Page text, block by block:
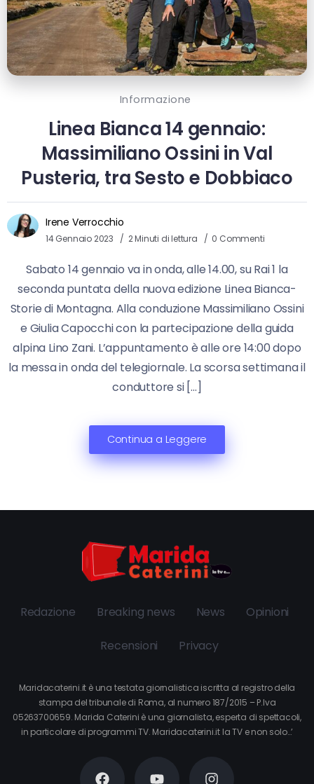
Informazione
Linea Bianca 14 gennaio:
Massimiliano Ossini in Val
Pusteria, tra Sesto e Dobbiaco
Irene Verrocchio
14 Gennaio 2023 2 Minuti di lettura 0 Commenti
Sabato 14 gennaio va in onda, alle 14.00, su Rai 1 la
seconda puntata della nuova edizione Linea Bianca-
Storie di Montagna. Alla conduzione Massimiliano Ossini
e Giulia Capocchi con la partecipazione della guida
alpina Lino Zani. L’appuntamento è alle ore 14:00 dopo
la messa in onda del telegiornale. La scorsa settimana il
conduttore si […]
Continua a Leggere
Redazione Breaking news News Opinioni
Recensioni Privacy
Maridacaterini.it è una testata giornalistica iscritta al registro della
stampa del tribunale di Roma, al numero 187/2015 – P.Iva
05263700659. Marida Caterini è una giornalista, esperta di spettacoli,
in particolare di programmi TV. Maridacaterini.it la TV e non solo…’